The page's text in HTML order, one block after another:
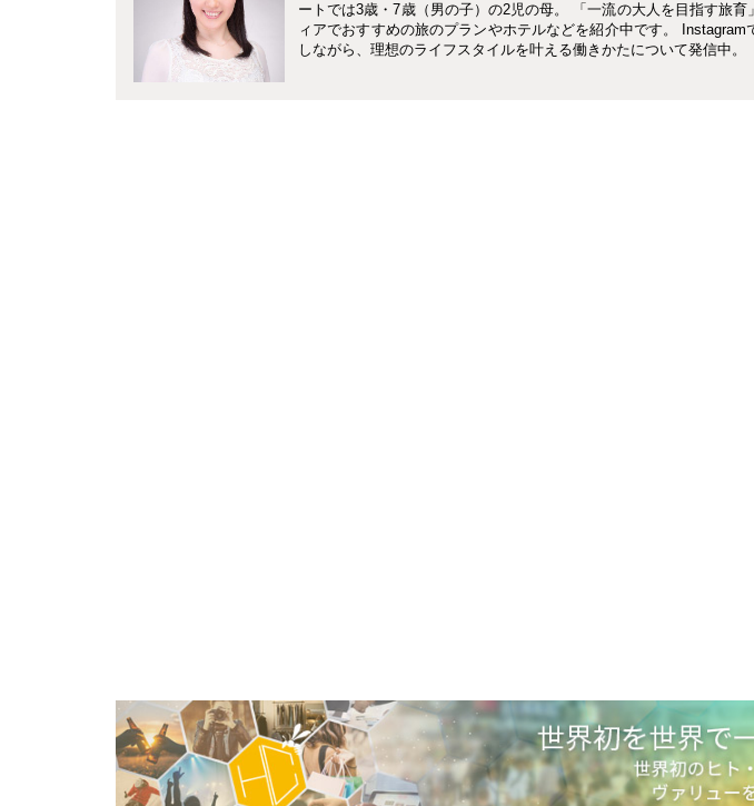
ートでは3歳・7歳（男の子）の2児の母。 「一流の大人を目指す旅
ィアでおすすめの旅のプランやホテルなどを紹介中です。
しながら、理想のライフスタイルを叶える働きかたについて発信中。